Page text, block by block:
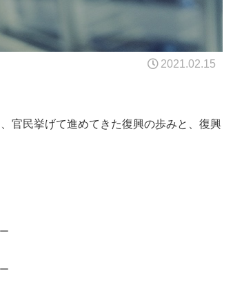
2021.02.15
官民挙げて進めてきた復興の歩みと、復興